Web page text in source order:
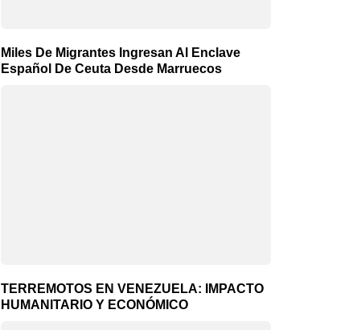
Miles De Migrantes Ingresan Al Enclave
Español De Ceuta Desde Marruecos
TERREMOTOS EN VENEZUELA: IMPACTO
HUMANITARIO Y ECONÓMICO